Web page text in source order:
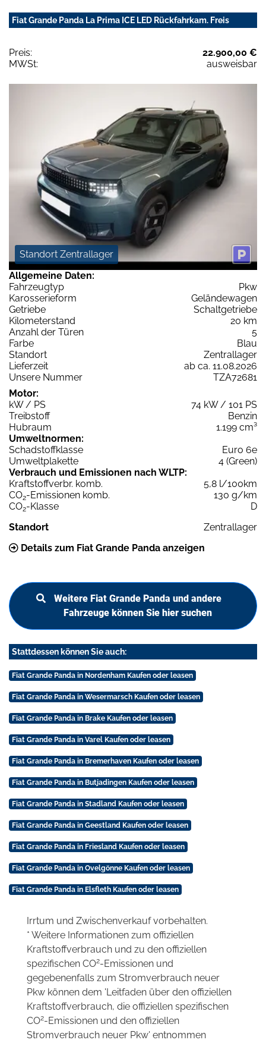
Fiat Grande Panda La Prima ICE LED Rückfahrkam. Freis
Preis:
22.900,00 €
MWSt:
ausweisbar
Standort Zentrallager
Allgemeine Daten:
Fahrzeugtyp
Pkw
Karosserieform
Geländewagen
Getriebe
Schaltgetriebe
Kilometerstand
20 km
Anzahl der Türen
5
Farbe
Blau
Standort
Zentrallager
Lieferzeit
ab ca. 11.08.2026
Unsere Nummer
TZA72681
Motor:
kW / PS
74 kW / 101 PS
Treibstoff
Benzin
Hubraum
1.199 cm³
Umweltnormen:
Schadstoffklasse
Euro 6e
Umweltplakette
4 (Green)
Verbrauch und Emissionen nach WLTP:
Kraftstoffverbr. komb.
5,8 l/100km
CO2-Emissionen komb.
130 g/km
CO2-Klasse
D
Standort
Zentrallager
Details zum Fiat Grande Panda anzeigen
Weitere Fiat Grande Panda und andere
Fahrzeuge können Sie hier suchen
Stattdessen können Sie auch:
Fiat Grande Panda in Nordenham Kaufen oder leasen
Fiat Grande Panda in Wesermarsch Kaufen oder leasen
Fiat Grande Panda in Brake Kaufen oder leasen
Fiat Grande Panda in Varel Kaufen oder leasen
Fiat Grande Panda in Bremerhaven Kaufen oder leasen
Fiat Grande Panda in Butjadingen Kaufen oder leasen
Fiat Grande Panda in Stadland Kaufen oder leasen
Fiat Grande Panda in Geestland Kaufen oder leasen
Fiat Grande Panda in Friesland Kaufen oder leasen
Fiat Grande Panda in Ovelgönne Kaufen oder leasen
Fiat Grande Panda in Elsfleth Kaufen oder leasen
Irrtum und Zwischenverkauf vorbehalten.
* Weitere Informationen zum offiziellen
Kraftstoffverbrauch und zu den offiziellen
spezifischen CO2-Emissionen und
gegebenenfalls zum Stromverbrauch neuer
Pkw können dem 'Leitfaden über den offiziellen
Kraftstoffverbrauch, die offiziellen spezifischen
CO2-Emissionen und den offiziellen
Stromverbrauch neuer Pkw' entnommen